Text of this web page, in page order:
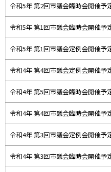
令和5年 第2回市議会臨時会開催予
令和5年 第1回市議会臨時会開催予
令和5年 第1回市議会定例会開催予
令和4年 第4回市議会定例会開催予
令和4年 第5回市議会臨時会開催予
令和4年 第4回市議会臨時会開催予
令和4年 第3回市議会定例会開催予
令和4年 第3回市議会臨時会開催予